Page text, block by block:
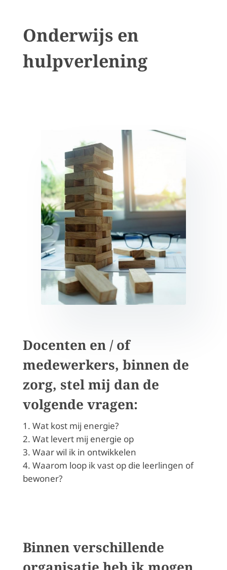
Onderwijs en
hulpverlening
Docenten en / of
medewerkers, binnen de
zorg, stel mij dan de
volgende vragen:
Wat kost mij energie?
Wat levert mij energie op
Waar wil ik in ontwikkelen
Waarom loop ik vast op die leerlingen of
bewoner?
Binnen verschillende